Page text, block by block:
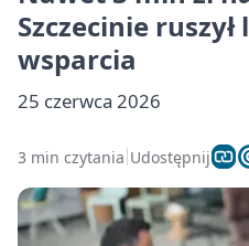
Szczecinie
wsparcia
25 czerwca 2026
3 min czytania Udostępnij